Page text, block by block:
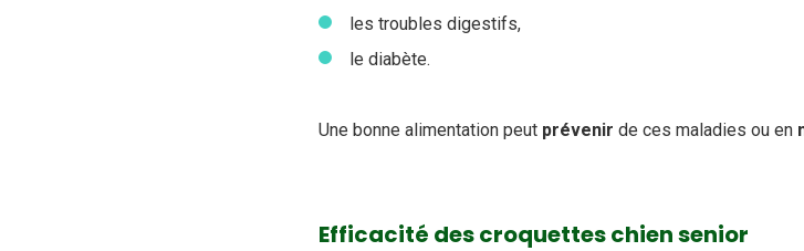
les troubles digestifs,
le diabète.
Une bonne alimentation peut prévenir de ces maladies ou en
Efficacité des croquettes chien senior